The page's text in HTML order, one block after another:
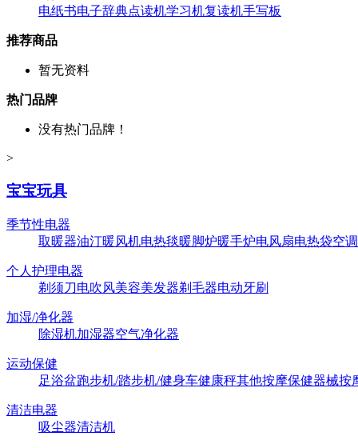
电纸书电子辞典点读机学习机复读机手写板
推荐商品
暂无资料
热门品牌
没有热门品牌！
>
宝宝玩具
季节性电器
取暖器油汀暖风机电热毯暖脚炉暖手炉电风扇电热袋空
个人护理电器
剃须刀电吹风美容美发器剃毛器电动牙刷
加湿/净化器
除湿机加湿器空气净化器
运动保健
足浴盆跑步机/踏步机/健身车健康秤其他按摩保健器械按
清洁电器
吸尘器清洁机